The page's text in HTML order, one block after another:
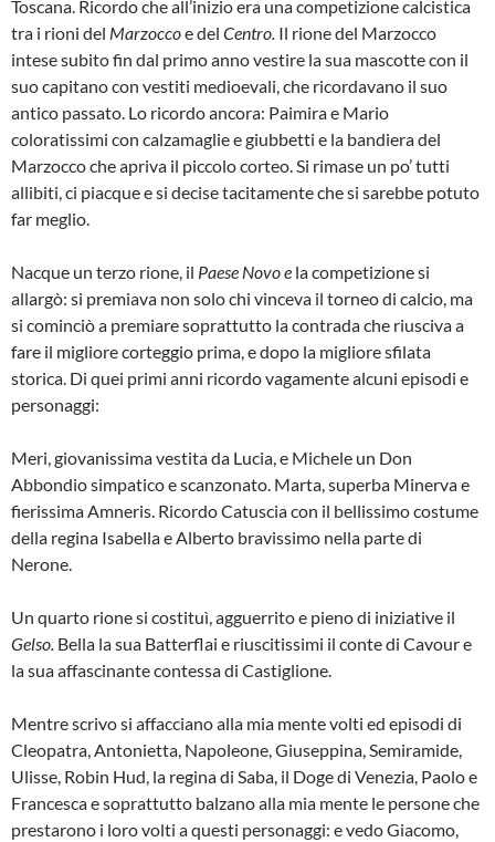
Toscana. Ricordo che all’inizio era una competizione calcistica
tra i rioni del Marzoccoe del Centro. Il rione del Marzocco
intese subito fin dal primo anno vestire la sua mascotte con il
suo capitano con vestiti medioevali, che ricordavano il suo
antico passato. Lo ricordo ancora: Paimira e Mario
coloratissimi con calzamaglie e giubbetti e la bandiera del
Marzocco che apriva il piccolo corteo. Si rimase un po’ tutti
allibiti, ci piacque e si decise tacitamente che si sarebbe potuto
far meglio.
Nacque un terzo rione, il Paese Novo e la competizione si
allargò: si premiava non solo chi vinceva il torneo di calcio, ma
si cominciò a premiare soprattutto la contrada che riusciva a
fare il migliore corteggio prima, e dopo la migliore sfilata
storica. Di quei primi anni ricordo vagamente alcuni episodi e
personaggi:
Meri, giovanissima vestita da Lucia, e Michele un Don
Abbondio simpatico e scanzonato. Marta, superba Minerva e
fierissima Amneris. Ricordo Catuscia con il bellissimo costume
della regina Isabella e Alberto bravissimo nella parte di
Nerone.
Un quarto rione si costituì, agguerrito e pieno di iniziative il
Gelso. Bella la sua Batterflai e riuscitissimi il conte di Cavour e
la sua affascinante contessa di Castiglione.
Mentre scrivo si affacciano alla mia mente volti ed episodi di
Cleopatra, Antonietta, Napoleone, Giuseppina, Semiramide,
Ulisse, Robin Hud, la regina di Saba, il Doge di Venezia, Paolo e
Francesca e soprattutto balzano alla mia mente le persone che
presta­rono i loro volti a questi personaggi: e vedo Giacomo,